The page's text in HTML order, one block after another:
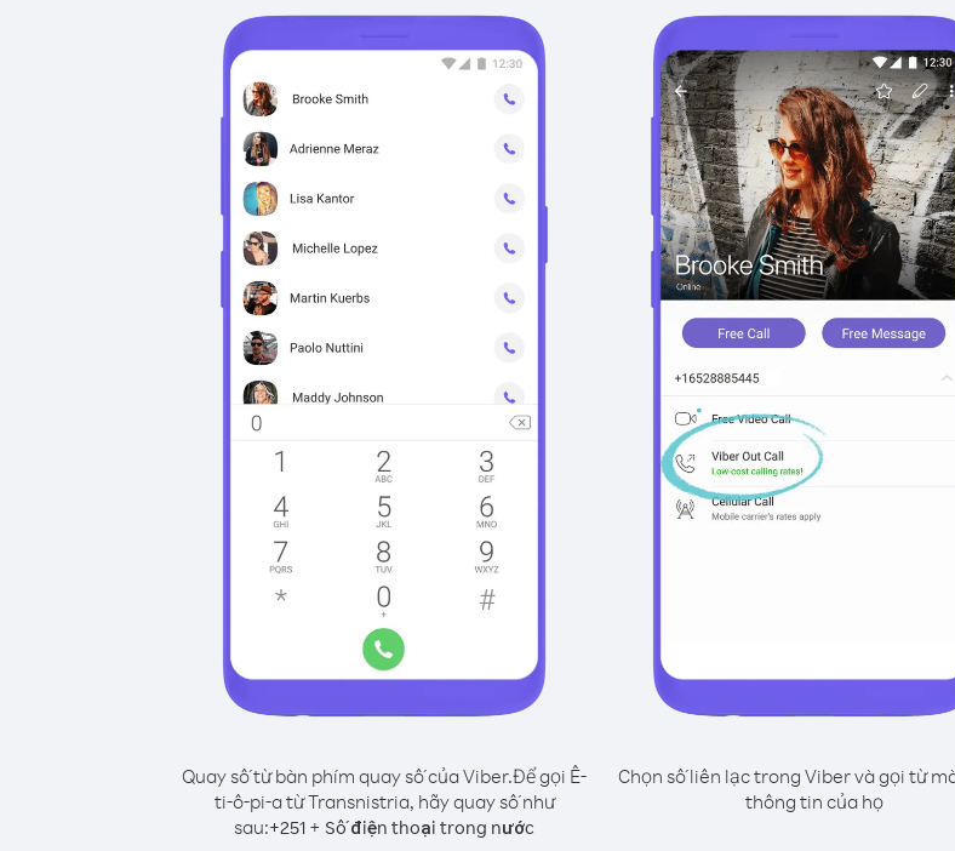
Quay số từ bàn phím quay số của Viber.Để gọi Ê-
ti-ô-pi-a từ Transnistria, hãy quay số như
sau:+251 + Số điện thoại trong nước
Chọn số liên lạc trong Viber và gọi từ
thông tin của họ